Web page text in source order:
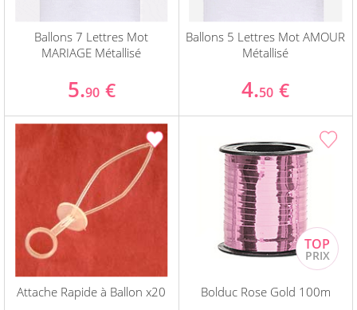
Ballons 7 Lettres Mot
MARIAGE Métallisé
5.90 €
Ballons 5 Lettres Mot AMOUR
Métallisé
4.50 €
Attache Rapide à Ballon x20 Bolduc Rose Gold 100m